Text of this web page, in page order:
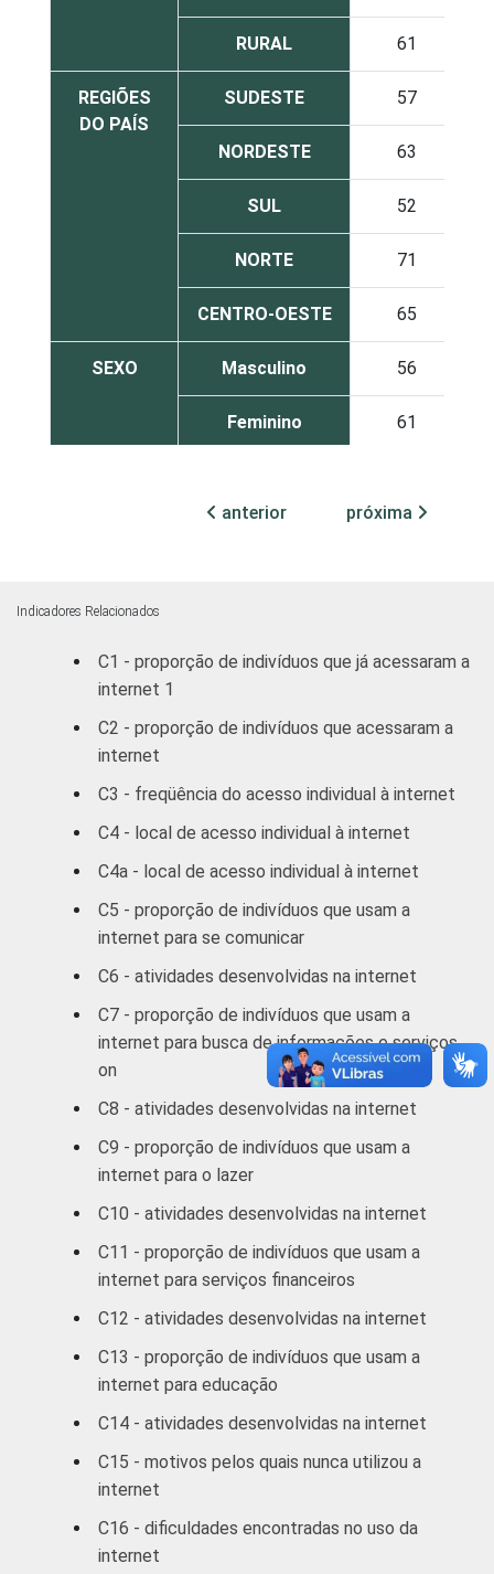
RURAL 61
REGIÕES
DO PAÍS
SUDESTE 57
NORDESTE 63
SUL 52
NORTE 71
CENTRO-OESTE 65
SEXO Masculino 56
Feminino 61
Educação infantil
Superior 64
FAIXA
ETÁRIA
De 10 a 15 anos
De 25 a 34 anos 51
De 35 a 44 anos 46
De 45 a 59 anos
De 60 anos ou
mais
21
RENDA
Até 1 SM 58
2 SM - 3 SM
5 SM - 10 SM
CLASSE
SOCIAL
A
anterior próxima
Indicadores Relacionados
C1 - proporção de indivíduos que já acessaram a
internet 1
C2 - proporção de indivíduos que acessaram a
internet
C3 - freqüência do acesso individual à internet
C4 - local de acesso individual à internet
C4a - local de acesso individual à internet
C5 - proporção de indivíduos que usam a
internet para se comunicar
C6 - atividades desenvolvidas na internet
C7 - proporção de indivíduos que usam a
internet para busca de informações e serviços
on
C8 - atividades desenvolvidas na internet
C9 - proporção de indivíduos que usam a
internet para o lazer
C10 - atividades desenvolvidas na internet
C11 - proporção de indivíduos que usam a
internet para serviços financeiros
C12 - atividades desenvolvidas na internet
C13 - proporção de indivíduos que usam a
internet para educação
C14 - atividades desenvolvidas na internet
C15 - motivos pelos quais nunca utilizou a
internet
C16 - dificuldades encontradas no uso da
internet